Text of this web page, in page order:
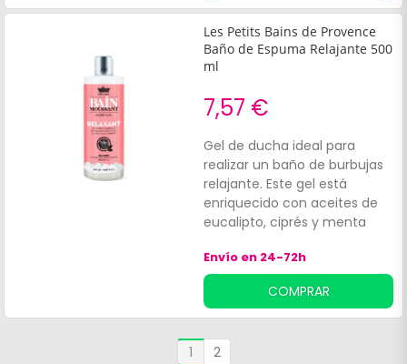
Les Petits Bains de Provence
Baño de Espuma Relajante 500
ml
7,57 €
Gel de ducha ideal para
realizar un baño de burbujas
relajante. Este gel está
enriquecido con aceites de
eucalipto, ciprés y menta
en profundidad y la deja
perfumada y suave. Apto
para todo tipo de pieles.
Dermatológicamente
comprobado.
Envío en 24-72h
COMPRAR
1 2